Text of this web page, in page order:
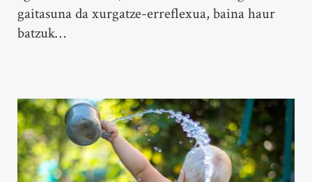
gaitasuna da xurgatze-erreflexua, baina haur
batzuk…